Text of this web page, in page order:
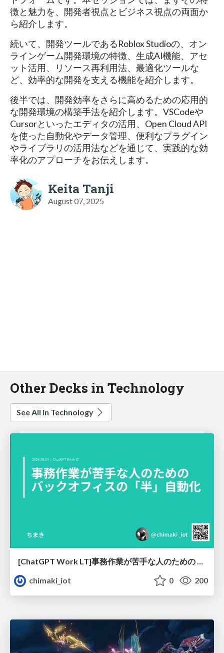
徴と魅力を、開発者視点とビジネス視点の両面か
ら紹介します。
続いて、開発ツールであるRoblox Studioの、オン
ラインゲーム開発環境の特徴、生成AI機能、アセ
ット活用、リソース再利用法、最適化ツールな
ど、効率的な開発を支える機能を紹介します。
後半では、開発効率をさらに高めるための応用的
な開発環境の構築手法を紹介します。VSCodeや
Cursorといったエディタの活用、Open Cloud API
を使った自動化やデータ管理、便利なプラグイン
やライブラリの活用法などを通じて、実践的な効
率化のアプローチをお伝えします。
Keita Tanji
August 07, 2025
Other Decks in Technology
See All in Technology
[ChatGPT Work LT]事務作業が苦手な人のための バックオフィスの「半」自動化
chimaki_iot
0 200